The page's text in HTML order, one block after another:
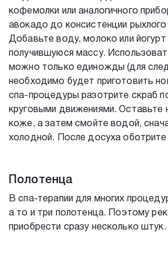
кофемолки или аналогичного
авокадо до консистенции
Добавьте воду, молоко или
получившуюся массу.
можно только единожды (для
необходимо будет приготовить
спа-процедуры разотрите скраб
круговыми движениями. Оставьте
коже, а затем смойте водой,
холодной. После досуха оботрите
Полотенца
В спа-терапии для многих
а то и три полотенца. Поэтому
приобрести сразу несколько штук.